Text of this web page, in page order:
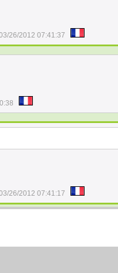
26/2012 07:41:37
26/2012 07:41:17